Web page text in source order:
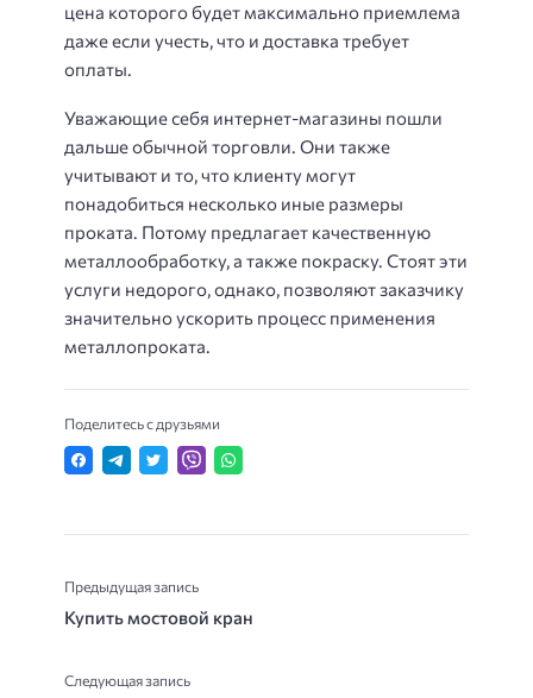
цена которого будет максимально приемлема
даже если учесть, что и доставка требует
оплаты.
Уважающие себя интернет-магазины пошли
дальше обычной торговли. Они также
учитывают и то, что клиенту могут
понадобиться несколько иные размеры
проката. Потому предлагает качественную
металлообработку, а также покраску. Стоят эти
услуги недорого, однако, позволяют заказчику
значительно ускорить процесс применения
металлопроката.
Поделитесь с друзьями
Предыдущая запись
Купить мостовой кран
Следующая запись